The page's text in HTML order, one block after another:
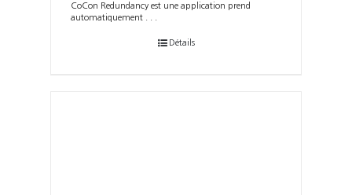
CoCon Redundancy est une application prend
automatiquement . . .
Détails